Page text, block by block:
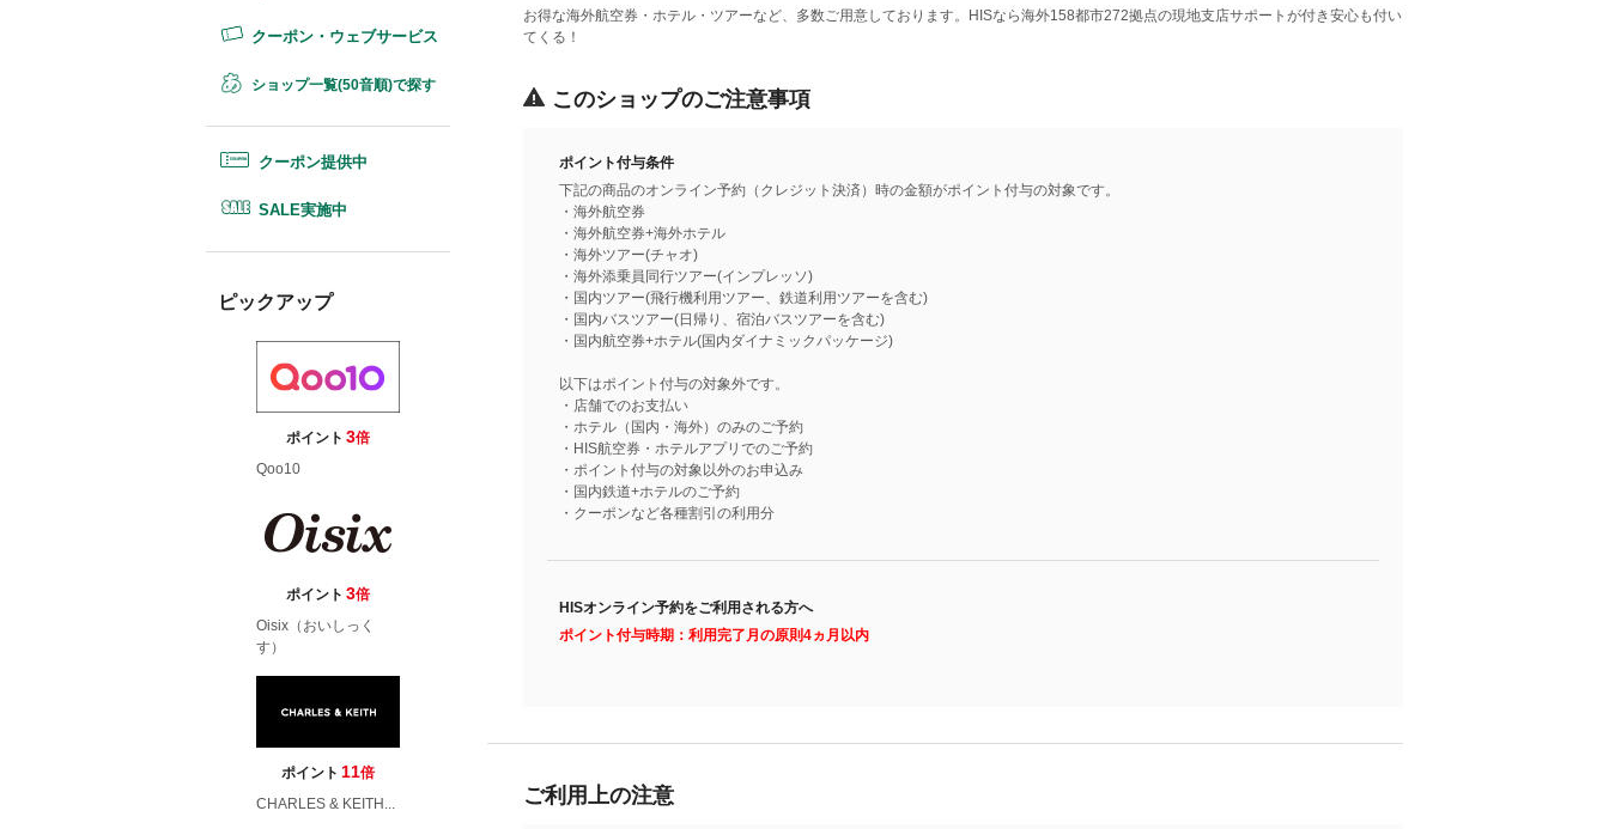
クーポン・ウェブサービス
ショップ一覧(50音順)で探す
クーポン提供中
SALE実施中
ピックアップ
ポイント 3倍
Qoo10
ポイント 3倍
Oisix（おいしっく
す）
ポイント 11倍
CHARLES & KEITH...
お得な海外航空券・ホテル・ツアーなど、多数ご用意しております。HISなら海外158都市272拠点の現地支店サポートが付き安心も付い
てくる！
このショップのご注意事項
ポイント付与条件
下記の商品のオンライン予約（クレジット決済）時の金額がポイント付与の対象です。
・海外航空券
・海外航空券+海外ホテル
・海外ツアー(チャオ)
・海外添乗員同行ツアー(インプレッソ)
・国内ツアー(飛行機利用ツアー、鉄道利用ツアーを含む)
・国内バスツアー(日帰り、宿泊バスツアーを含む)
・国内航空券+ホテル(国内ダイナミックパッケージ)
以下はポイント付与の対象外です。
・店舗でのお支払い
・ホテル（国内・海外）のみのご予約
・HIS航空券・ホテルアプリでのご予約
・ポイント付与の対象以外のお申込み
・国内鉄道+ホテルのご予約
・クーポンなど各種割引の利用分
HISオンライン予約をご利用される方へ
ポイント付与時期：利用完了月の原則4ヵ月以内
ご利用上の注意